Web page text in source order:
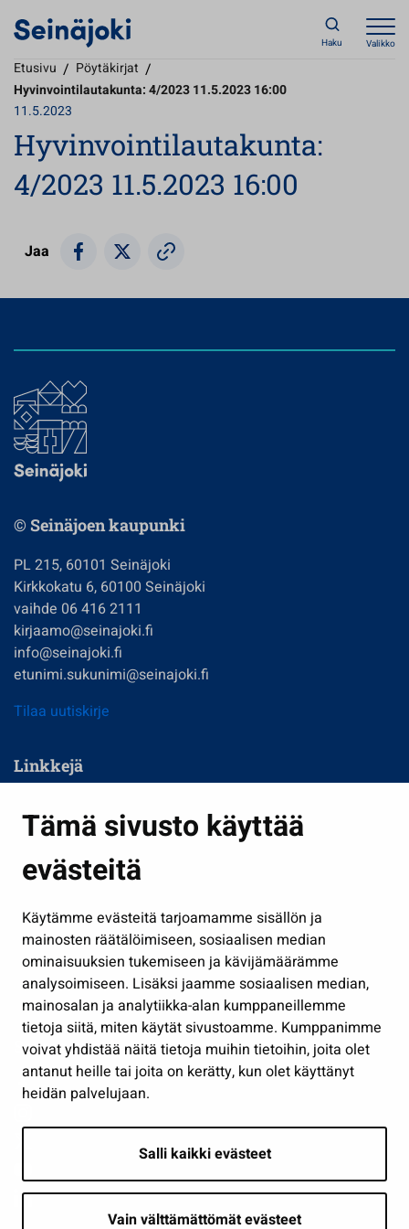
Tämä sivusto käyttää
evästeitä
Käytämme evästeitä tarjoamamme sisällön ja
mainosten räätälöimiseen, sosiaalisen median
ominaisuuksien tukemiseen ja kävijämäärämme
analysoimiseen. Lisäksi jaamme sosiaalisen median,
mainosalan ja analytiikka-alan kumppaneillemme
tietoja siitä, miten käytät sivustoamme. Kumppanimme
voivat yhdistää näitä tietoja muihin tietoihin, joita olet
antanut heille tai joita on kerätty, kun olet käyttänyt
heidän palvelujaan.
Salli kaikki evästeet
Vain välttämättömät evästeet
Haku Valikko
Etusivu / Pöytäkirjat /
Hyvinvointilautakunta: 4/2023 11.5.2023 16:00
11.5.2023
Hyvinvointilautakunta:
4/2023 11.5.2023 16:00
Jaa
© Seinäjoen kaupunki
PL 215, 60101 Seinäjoki
Kirkkokatu 6, 60100 Seinäjoki
vaihde 06 416 2111
kirjaamo@seinajoki.fi
info@seinajoki.fi
etunimi.sukunimi@seinajoki.fi
Tilaa uutiskirje
Linkkejä
Kasvatus ja opetus
Kulttuuri ja liikunta
Työ ja yrittäminen
Osallistu ja asioi
Näytä omat evästeasetukseni
Seuraa meitä